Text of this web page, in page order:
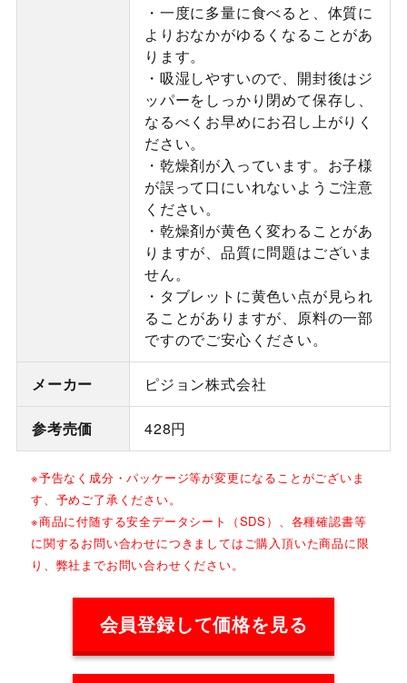
・一度に多量に食べると、体質に
よりおなかがゆるくなることがあ
ります。
・吸湿しやすいので、開封後はジ
ッパーをしっかり閉めて保存し、
なるべくお早めにお召し上がりく
ださい。
・乾燥剤が入っています。お子様
が誤って口にいれないようご注意
ください。
・乾燥剤が黄色く変わることがあ
りますが、品質に問題はございま
せん。
・タブレットに黄色い点が見られ
ることがありますが、原料の一部
ですのでご安心ください。
メーカー ピジョン株式会社
参考売価 428円
※予告なく成分・パッケージ等が変更になることがございま
す、予めご了承ください。
※商品に付随する安全データシート（SDS）、各種確認書等
に関するお問い合わせにつきましてはご購入頂いた商品に限
り、弊社までお問い合わせください。
会員登録して価格を見る